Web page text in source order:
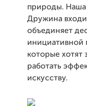
природы. Наша
Дружина
объединяет
инициативной
которые
работать
искусству.